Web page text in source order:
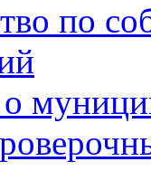
по